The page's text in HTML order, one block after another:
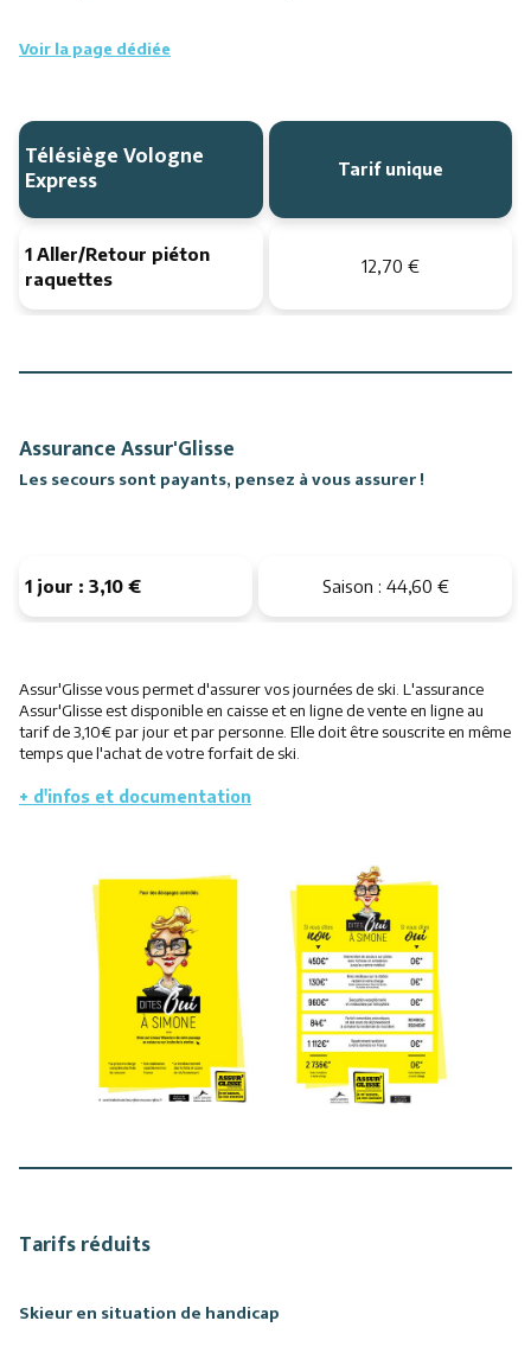
Voir la page dédiée
Télésiège Vologne
Express Tarif unique
1 Aller/Retour piéton
raquettes
12,70 €
Assurance Assur'Glisse
Les secours sont payants, pensez à vous assurer !
1 jour : 3,10 € Saison : 44,60 €
Assur'Glisse vous permet d'assurer vos journées de ski. L'assurance
Assur'Glisse est disponible en caisse et en ligne de vente en ligne au
tarif de 3,10€ par jour et par personne. Elle doit être souscrite en même
temps que l'achat de votre forfait de ski.
+ d'infos et documentation
Tarifs réduits
Skieur en situation de handicap